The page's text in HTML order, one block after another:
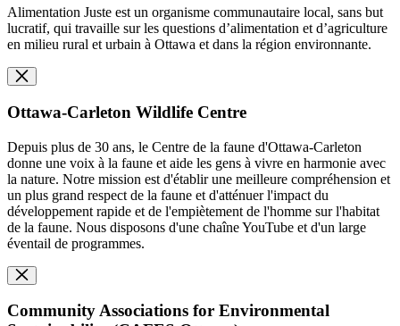
Alimentation Juste est un organisme communautaire local, sans but
lucratif, qui travaille sur les questions d’alimentation et d’agriculture
en milieu rural et urbain à Ottawa et dans la région environnante.
Ottawa-Carleton Wildlife Centre
Depuis plus de 30 ans, le Centre de la faune d'Ottawa-Carleton
donne une voix à la faune et aide les gens à vivre en harmonie avec
la nature. Notre mission est d'établir une meilleure compréhension et
un plus grand respect de la faune et d'atténuer l'impact du
développement rapide et de l'empiètement de l'homme sur l'habitat
de la faune. Nous disposons d'une chaîne YouTube et d'un large
éventail de programmes.
Community Associations for Environmental